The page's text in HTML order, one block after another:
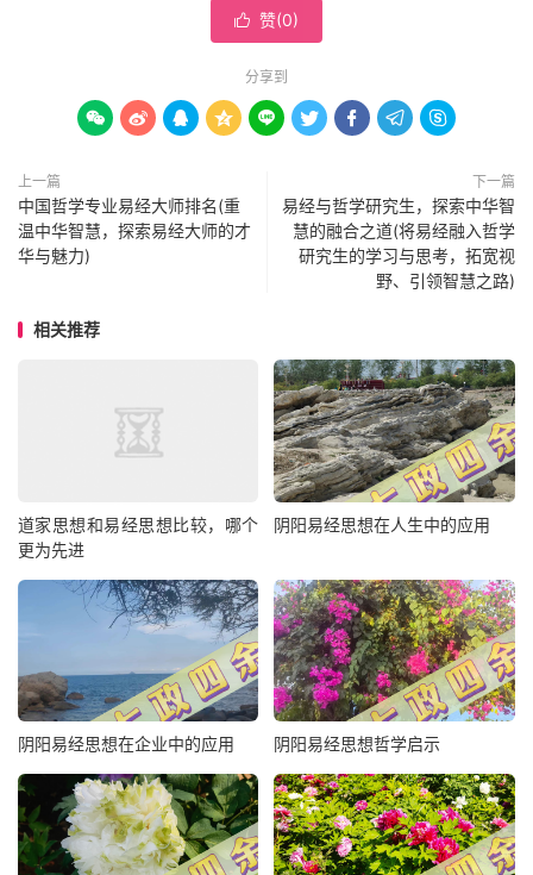
 赞(0)
分享到
        
上一篇
中国哲学专业易经大师排名(重
温中华智慧，探索易经大师的才
华与魅力)
下一篇
易经与哲学研究生，探索中华智
慧的融合之道(将易经融入哲学
研究生的学习与思考，拓宽视
野、引领智慧之路)
相关推荐
道家思想和易经思想比较，哪个
更为先进
阴阳易经思想在人生中的应用
阴阳易经思想在企业中的应用 阴阳易经思想哲学启示